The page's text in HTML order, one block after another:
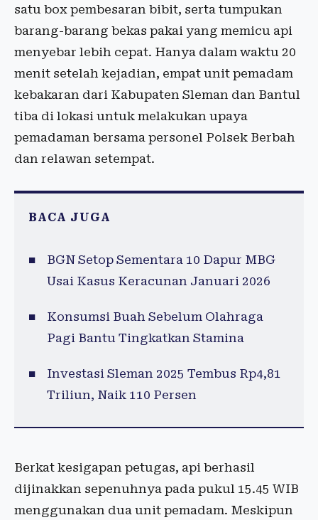
satu box pembesaran bibit, serta tumpukan
barang-barang bekas pakai yang memicu api
menyebar lebih cepat. Hanya dalam waktu 20
menit setelah kejadian, empat unit pemadam
kebakaran dari Kabupaten Sleman dan Bantul
tiba di lokasi untuk melakukan upaya
pemadaman bersama personel Polsek Berbah
dan relawan setempat.
BACA JUGA
BGN Setop Sementara 10 Dapur MBG
Usai Kasus Keracunan Januari 2026
Konsumsi Buah Sebelum Olahraga
Pagi Bantu Tingkatkan Stamina
Investasi Sleman 2025 Tembus Rp4,81
Triliun, Naik 110 Persen
Berkat kesigapan petugas, api berhasil
dijinakkan sepenuhnya pada pukul 15.45 WIB
menggunakan dua unit pemadam. Meskipun